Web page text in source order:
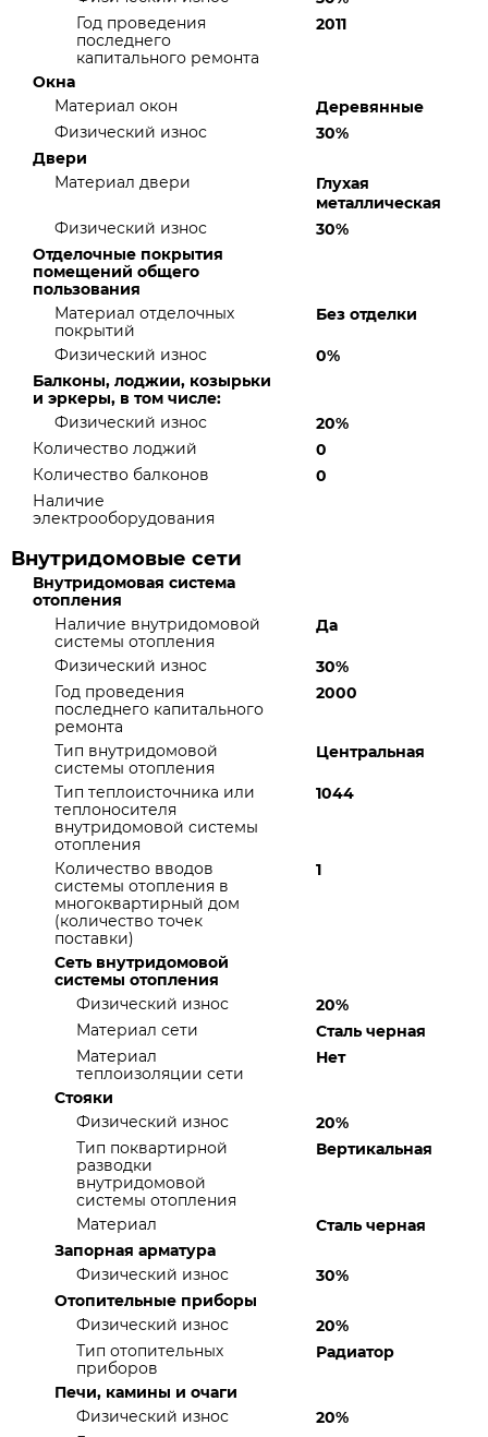
Год проведения
последнего
капитального ремонта
2011
Окна
Материал окон
Деревянные
Физический износ
30%
Двери
Материал двери
Глухая
металлическая
Физический износ
30%
Отделочные покрытия
помещений общего
пользования
Материал отделочных
покрытий
Без отделки
Физический износ
0%
Балконы, лоджии, козырьки
и эркеры, в том числе:
Физический износ
20%
Количество лоджий
0
Количество балконов
0
Наличие
электрооборудования
Внутридомовые сети
Внутридомовая система
отопления
Наличие внутридомовой
системы отопления
Да
Физический износ
30%
Год проведения
последнего капитального
ремонта
2000
Тип внутридомовой
системы отопления
Центральная
Тип теплоисточника или
теплоносителя
внутридомовой системы
отопления
1044
Количество вводов
системы отопления в
многоквартирный дом
(количество точек
поставки)
1
Сеть внутридомовой
системы отопления
Физический износ
20%
Материал сети
Сталь черная
Материал
теплоизоляции сети
Нет
Стояки
Физический износ
20%
Тип поквартирной
разводки
внутридомовой
системы отопления
Вертикальная
Материал
Сталь черная
Запорная арматура
Физический износ
30%
Отопительные приборы
Физический износ
20%
Тип отопительных
приборов
Радиатор
Печи, камины и очаги
Физический износ
20%